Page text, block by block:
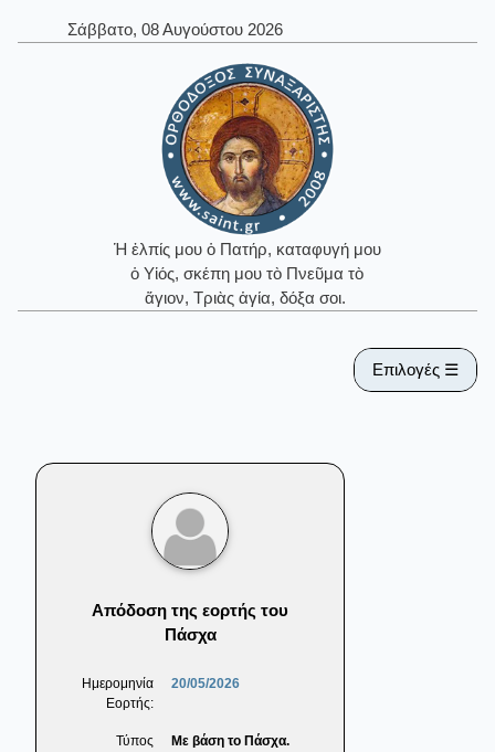
Σάββατο, 08 Αυγούστου 2026
Ἡ ἐλπίς μου ὁ Πατήρ, καταφυγή μου
ὁ Υἱός, σκέπη μου τὸ Πνεῦμα τὸ
ἅγιον, Τριὰς ἁγία, δόξα σοι.
Επιλογές ☰
Απόδοση της εορτής του
Πάσχα
Ημερομηνία
Εορτής:
20/05/2026
Τύπος
Με βάση το Πάσχα.